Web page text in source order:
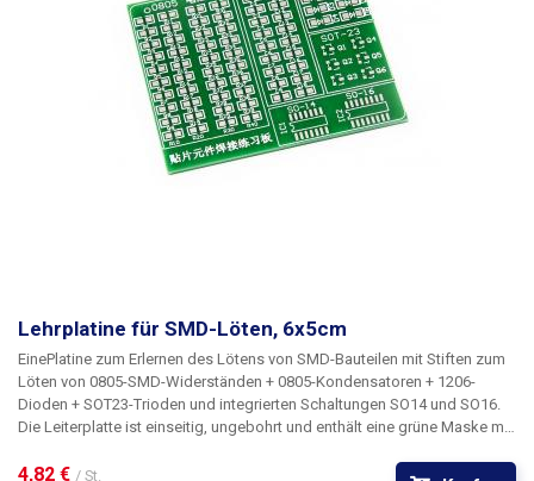
Lehrplatine für SMD-Löten, 6x5cm
EinePlatine zum Erlernen des Lötens von SMD-Bauteilen mit Stiften zum
Löten von 0805-SMD-Widerständen + 0805-Kondensatoren + 1206-
Dioden + SOT23-Trioden und integrierten Schaltungen SO14 und SO16.
Die Leiterplatte ist einseitig, ungebohrt und enthält eine grüne Maske mit
und Ausbildungszentren. verzinnte PCBs Abmessungen: 6x5cm
4,82 € / St.